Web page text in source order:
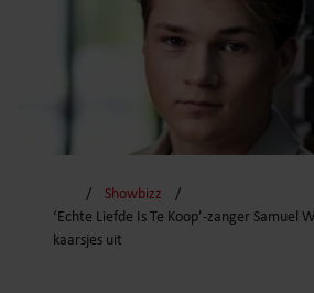
Showbizz
‘Echte Liefde Is Te Koop’-zanger Samuel
kaarsjes uit